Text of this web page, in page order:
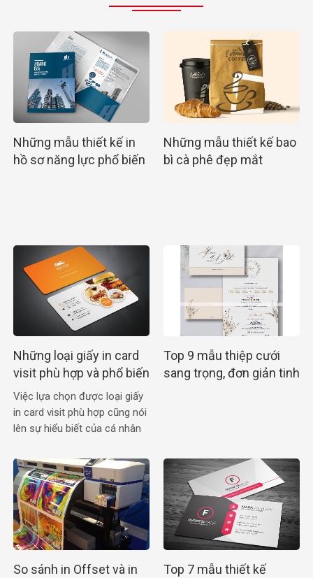
Những mẫu thiết kế in
hồ sơ năng lực phổ biến
Những mẫu thiết kế bao
bì cà phê đẹp mắt
Những loại giấy in card
visit phù hợp và phổ biến
nhất
Việc lựa chọn được loại giấy
in card visit phù hợp cũng nói
lên sự hiểu biết của cá nhân
Top 9 mẫu thiệp cưới
sang trọng, đơn giản tinh
So sánh in Offset và in
Top 7 mẫu thiết kế